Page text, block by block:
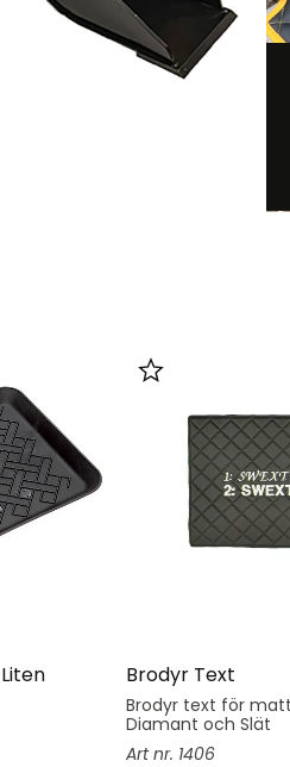
Brodyr Text
Brodyr text för
Diamant och Slät
1406
Lägg till i